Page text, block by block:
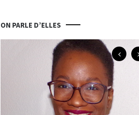
ON PARLE D’ELLES